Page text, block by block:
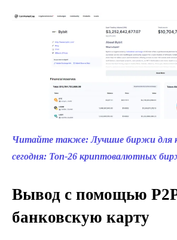
Читайте также: Лучшие биржи для
сегодня: Топ-26 криптовалютных
Вывод с помощью
банковскую карту